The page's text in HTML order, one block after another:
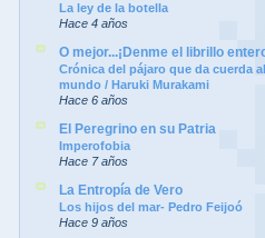
La ley de la botella
Hace 4 años
O mejor...¡Denme el librillo
Crónica del pájaro que da cuerda al
mundo / Haruki Murakami
Hace 6 años
El Peregrino en su Patria
Imperofobia
Hace 7 años
La Entropía de Vero
Los hijos del mar- Pedro Feijoó
Hace 9 años